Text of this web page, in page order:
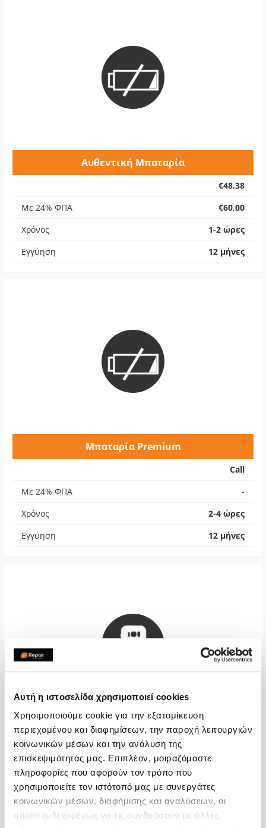
Αυτή η ιστοσελίδα χρησιμοποιεί cookies
Χρησιμοποιούμε cookie για την εξατομίκευση
περιεχομένου και διαφημίσεων, την παροχή λειτουργιών
κοινωνικών μέσων και την ανάλυση της
επισκεψιμότητάς μας. Επιπλέον, μοιραζόμαστε
πληροφορίες που αφορούν τον τρόπο που
χρησιμοποιείτε τον ιστότοπό μας με συνεργάτες
κοινωνικών μέσων, διαφήμισης και αναλύσεων, οι
οποίοι ενδεχομένως να τις συνδυάσουν με άλλες
Αυθεντική Μπαταρία
€48,38
Με 24% ΦΠΑ
€60,00
Χρόνος
1-2 ώρες
Εγγύηση
12 μήνες
Μπαταρία Premium
Call
Με 24% ΦΠΑ
-
Χρόνος
2-4 ώρες
Εγγύηση
12 μήνες
Πίσω Όψη
Με 24% ΦΠΑ
Χρόνος
2-4 ώρες
Εγγύηση